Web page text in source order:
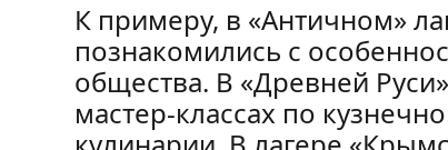
К примеру, в «Античном»
познакомились с
общества. В «Древней
мастер-классах по